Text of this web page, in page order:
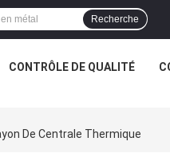
Recherche
CONTRÔLE DE QUALITÉ
De Centrale Thermique